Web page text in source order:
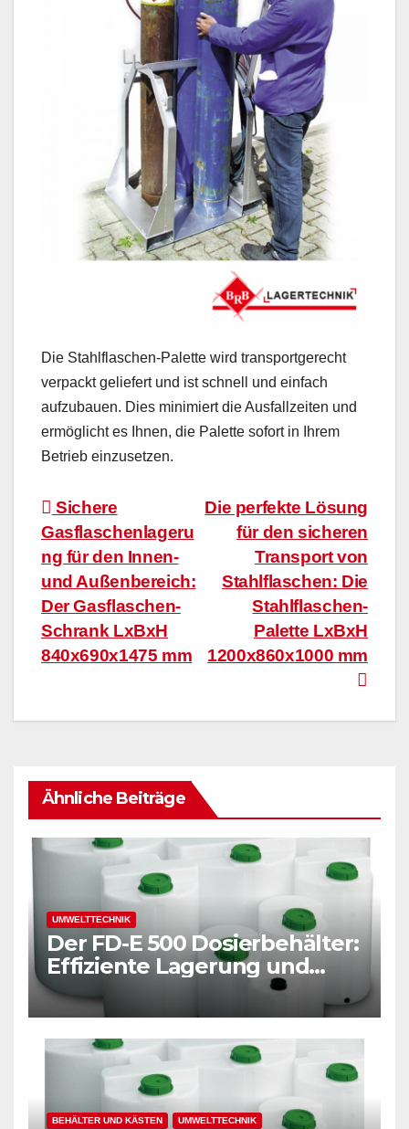
Die Stahlflaschen-Palette wird transportgerecht
verpackt geliefert und ist schnell und einfach
aufzubauen. Dies minimiert die Ausfallzeiten und
ermöglicht es Ihnen, die Palette sofort in Ihrem
Betrieb einzusetzen.
Beitragsnavigation
Die perfekte Lösung
für den sicheren
Transport von
Stahlflaschen: Die
Stahlflaschen-
Palette LxBxH
1200x860x1000 mm
Sichere
Gasflaschenlageru
ng für den Innen-
und Außenbereich:
Der Gasflaschen-
Schrank LxBxH
840x690x1475 mm
Ähnliche Beiträge
UMWELTTECHNIK
Der FD-E 500 Dosierbehälter:
Effiziente Lagerung und
präzise Dosierung für
moderne Unternehmen
BEHÄLTER UND KÄSTEN UMWELTTECHNIK